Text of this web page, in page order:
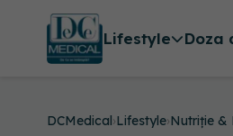
Lifestyle Doza
DCMedical›Lifestyle›Nutriție &